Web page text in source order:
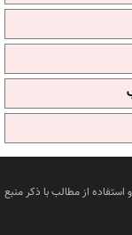
از مطالب با ذکر منبع